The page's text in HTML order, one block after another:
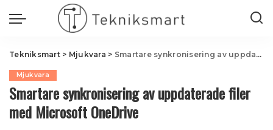
Tekniksmart> Mjukvara > Smartare synkronisering av uppdaterade filer med Microsoft OneDrive
Mjukvara
Smartare synkronisering av uppdaterade filer
med Microsoft OneDrive